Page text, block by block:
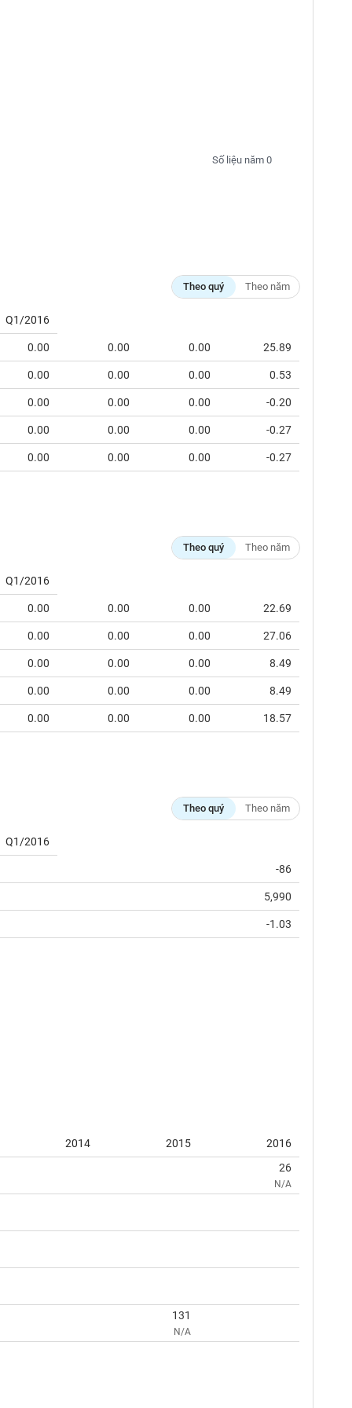
Số liệu năm 0
Theo quý Theo năm
Q1/2016
0.00 0.00 0.00 25.89
0.00 0.00 0.00 0.53
0.00 0.00 0.00 -0.20
0.00 0.00 0.00 -0.27
0.00 0.00 0.00 -0.27
Theo quý Theo năm
Q1/2016
0.00 0.00 0.00 22.69
0.00 0.00 0.00 27.06
0.00 0.00 0.00 8.49
0.00 0.00 0.00 8.49
0.00 0.00 0.00 18.57
Theo quý Theo năm
Q1/2016
-86
5,990
-1.03
2014 2015
2016
26
N/A
131
N/A